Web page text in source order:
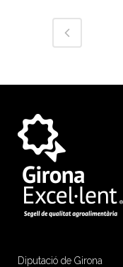
Diputació de Girona